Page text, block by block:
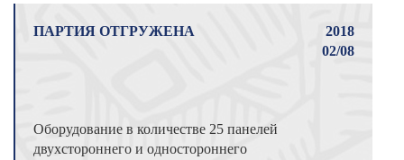
ПАРТИЯ ОТГРУЖЕНА
2018
02/08
Оборудование в количестве 25 панелей
двухстороннего и одностороннего